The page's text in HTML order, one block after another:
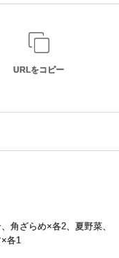
URLをコピー
角ざらめ×各2、夏野菜、
各1